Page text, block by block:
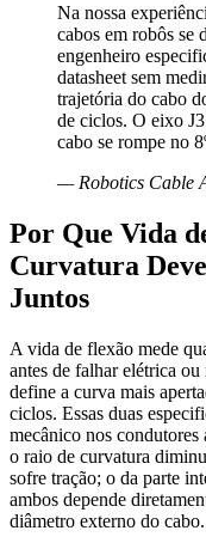
Na nossa
cabos em robôs se
engenheiro
datasheet sem
trajetória do cabo
de ciclos. O eixo
cabo se rompe no
— Robotics Cable
Por Que Vida
Curvatura
Juntos
A vida de flexão mede
antes de falhar elétrica
define a curva mais
ciclos. Essas duas
mecânico nos
o raio de curvatura
sofre tração; o da parte
ambos depende
diâmetro externo do cabo.